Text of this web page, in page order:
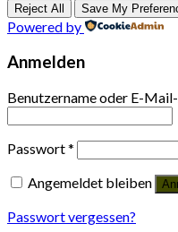
Reject All Save My
Powered by
Anmelden
Benutzername oder E-
Passwort*
Angemeldet bleiben
Passwort vergessen?